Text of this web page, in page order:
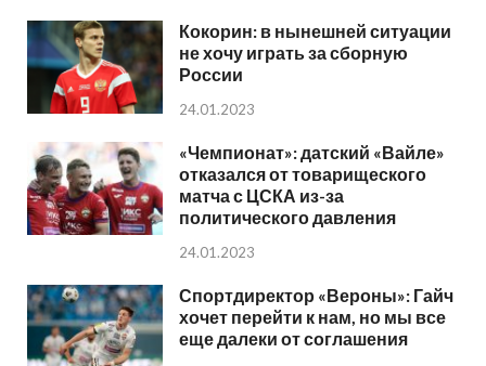
Кокорин: в нынешней ситуации
не хочу играть за сборную
России
24.01.2023
«Чемпионат»: датский «Вайле»
отказался от товарищеского
матча с ЦСКА из-за
политического давления
24.01.2023
Спортдиректор «Вероны»: Гайч
хочет перейти к нам, но мы все
еще далеки от соглашения